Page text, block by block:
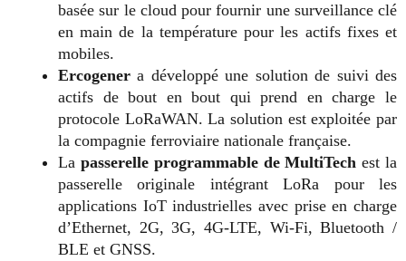
basée sur le cloud pour fournir une surveillance clé
en main de la température pour les actifs fixes et
mobiles.
Ercogenera développé une solution de suivi des
actifs de bout en bout qui prend en charge le
protocole LoRaWAN. La solution est exploitée par
la compagnie ferroviaire nationale française.
La passerelle programmable de MultiTechest la
passerelle originale intégrant LoRa pour les
applications IoT industrielles avec prise en charge
d’Ethernet, 2G, 3G, 4G-LTE, Wi-Fi, Bluetooth /
BLE et GNSS.